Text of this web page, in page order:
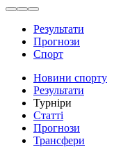
Результати
Прогнози
Спорт
Новини спорту
Результати
Турніри
Статті
Прогнози
Трансфери